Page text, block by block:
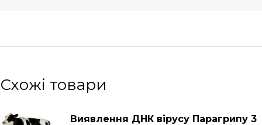
Схожі товари
Виявлення ДНК вірусу Парагрипу 3